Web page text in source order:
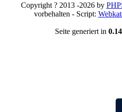
Copyright ? 2013 -2026 by
vorbehalten - Script:
Seite generiert in